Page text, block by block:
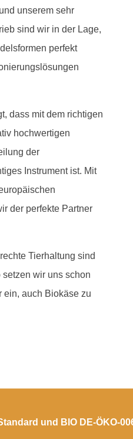
unserem sehr
sind wir in der Lage,
perfekt
dass mit dem richtigen
hochwertigen
der
Instrument ist. Mit
der perfekte Partner
Tierhaltung sind
wir uns schon
ein, auch Biokäse zu
und BIO DE-ÖKO-